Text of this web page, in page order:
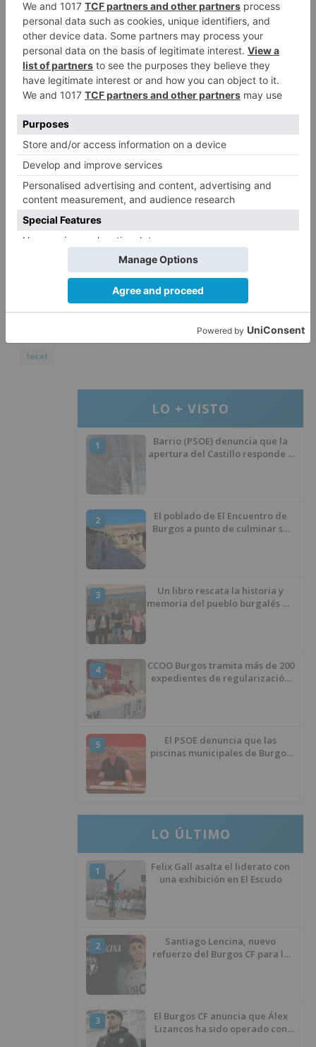
Ahora, con la colaboración de varios colectivos
se ha organizado una jornada de trabajo que
profundizará en el conocimiento de los ODS y su
implementación en el ámbito local. Para ello,
asistirá a este primer encuentro Federico
Buyolo, Director General de la Oficina de la Alta
Comisionada del Gobierno de España para la
Burgos Desarrollo ayuntamiento
aborda
sostenible
ámbito
local
LO + VISTO
1
Barrio (PSOE) denuncia que la
apertura del Castillo responde a
2
El poblado de El Encuentro de
Burgos a punto de culminar su
3
Un libro rescata la historia y
memoria del pueblo burgalés de
4
CCOO Burgos tramita más de 200
expedientes de regularización
5
El PSOE denuncia que las
piscinas municipales de Burgos
LO ÚLTIMO
1
Felix Gall asalta el liderato con
una exhibición en El Escudo
2
Santiago Lencina, nuevo
refuerzo del Burgos CF para la
3
El Burgos CF anuncia que Álex
Lizancos ha sido operado con